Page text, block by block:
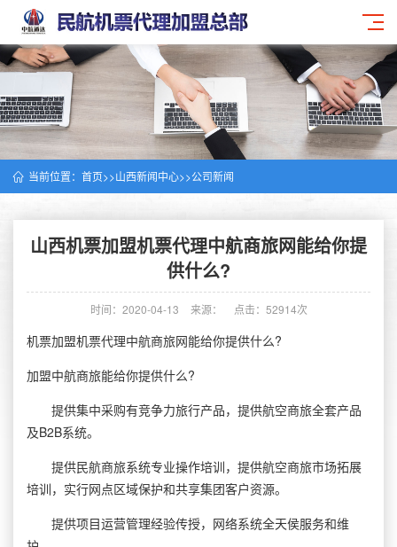
当前位置： 首页>>山西新闻中心>>公司新闻
山西机票加盟机票代理中航商旅网能给你提
供什么?
时间：2020-04-13 来源： 点击：52914次
机票加盟机票代理中航商旅网能给你提供什么?
加盟中航商旅能给你提供什么?
提供集中采购有竞争力旅行产品，提供航空商旅全套产品
及B2B系统。
提供民航商旅系统专业操作培训，提供航空商旅市场拓展
培训，实行网点区域保护和共享集团客户资源。
提供项目运营管理经验传授，网络系统全天侯服务和维